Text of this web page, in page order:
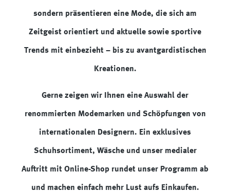
sondern präsentieren eine Mode, die sich am
Zeitgeist orientiert und aktuelle sowie sportive
Trends mit einbezieht – bis zu avantgardistischen
Kreationen.
Gerne zeigen wir Ihnen eine Auswahl der
renommierten Modemarken und Schöpfungen von
internationalen Designern. Ein exklusives
Schuhsortiment, Wäsche und unser medialer
Auftritt mit Online-Shop rundet unser Programm ab
und machen einfach mehr Lust aufs Einkaufen.